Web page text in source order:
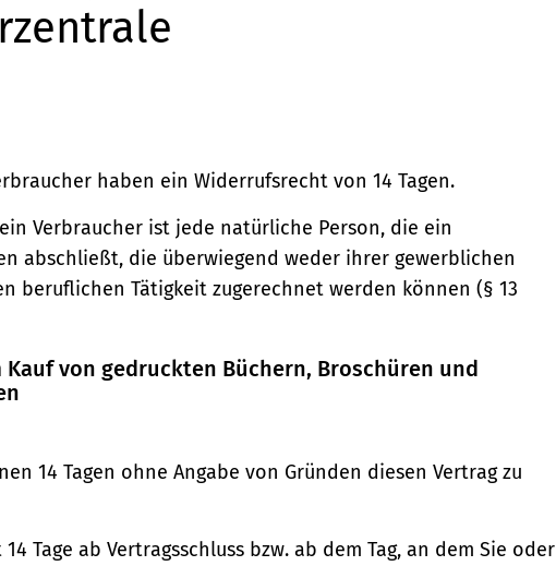
haben ein Widerrufsrecht von 14 Tagen.
Verbraucher ist jede natürliche Person, die ein
abschließt, die überwiegend weder ihrer gewerblichen
beruflichen Tätigkeit zugerechnet werden können (§ 13
von gedruckten Büchern, Broschüren und
14 Tagen ohne Angabe von Gründen diesen Vertrag zu
Tage ab Vertragsschluss bzw. ab dem Tag, an dem Sie oder